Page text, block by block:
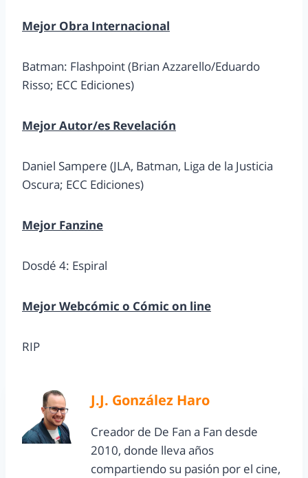
Mejor Obra Internacional
Batman: Flashpoint (Brian Azzarello/Eduardo
Risso; ECC Ediciones)
Mejor Autor/es Revelación
Daniel Sampere (JLA, Batman, Liga de la Justicia
Oscura; ECC Ediciones)
Mejor Fanzine
Dosdé 4: Espiral
Mejor Webcómic o Cómic on line
RIP
J.J. González Haro
Creador de De Fan a Fan desde
2010, donde lleva años
compartiendo su pasión por el cine,